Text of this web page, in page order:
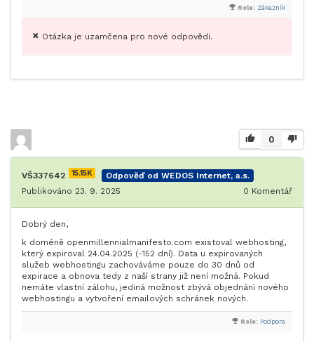
Role: Zákazník
Otázka je uzamčena pro nové odpovědi.
0
VŠ337642 15.15K
Odpověď od WEDOS Internet, a.s.
Publikováno 23. 9. 2025
0 Komentář
Dobrý den,
k doméně openmillennialmanifesto.com existoval webhosting,
který expiroval 24.04.2025 (-152 dní). Data u expirovaných
služeb webhostingu zachováváme pouze do 30 dnů od
expirace a obnova tedy z naší strany již není možná. Pokud
nemáte vlastní zálohu, jediná možnost zbývá objednání nového
webhostingu a vytvoření emailových schránek nových.
Role: Podpora